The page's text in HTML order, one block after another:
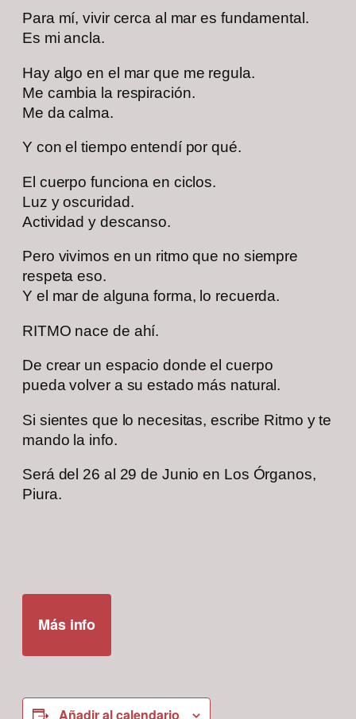
Para mí, vivir cerca al mar es fundamental.
Es mi ancla.
Hay algo en el mar que me regula.
Me cambia la respiración.
Me da calma.
Y con el tiempo entendí por qué.
El cuerpo funciona en ciclos.
Luz y oscuridad.
Actividad y descanso.
Pero vivimos en un ritmo que no siempre
respeta eso.
Y el mar de alguna forma, lo recuerda.
RITMO nace de ahí.
De crear un espacio donde el cuerpo
pueda volver a su estado más natural.
Si sientes que lo necesitas, escribe Ritmo y te
mando la info.
Será del 26 al 29 de Junio en Los Órganos,
Piura.
Más info
Añadir al calendario